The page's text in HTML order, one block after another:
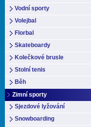
Vodní sporty
Volejbal
Florbal
Skateboardy
Kolečkové brusle
Stolní tenis
Běh
Zimní sporty
Sjezdové lyžování
Snowboarding